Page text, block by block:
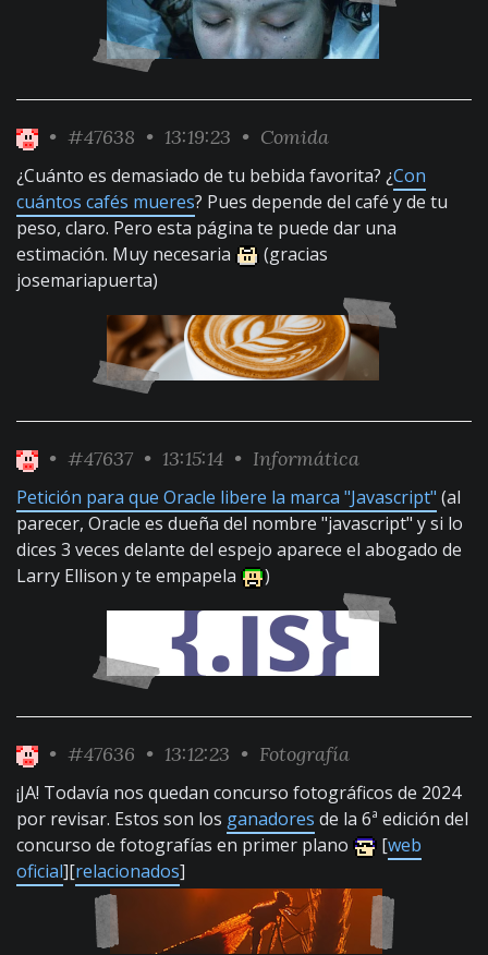
• #47638 • 13:19:23 • Comida
¿Cuánto es demasiado de tu bebida favorita? ¿Con
cuántos cafés mueres? Pues depende del café y de tu
peso, claro. Pero esta página te puede dar una
estimación. Muy necesaria
(gracias
josemariapuerta)
• #47637 • 13:15:14 • Informática
Petición para que Oracle libere la marca "Javascript" (al
parecer, Oracle es dueña del nombre "javascript" y si lo
dices 3 veces delante del espejo aparece el abogado de
Larry Ellison y te empapela
)
• #47636 • 13:12:23 • Fotografía
¡JA! Todavía nos quedan concurso fotográficos de 2024
por revisar. Estos son los ganadores de la 6ª edición del
concurso de fotografías en primer plano
[web
oficial][relacionados]